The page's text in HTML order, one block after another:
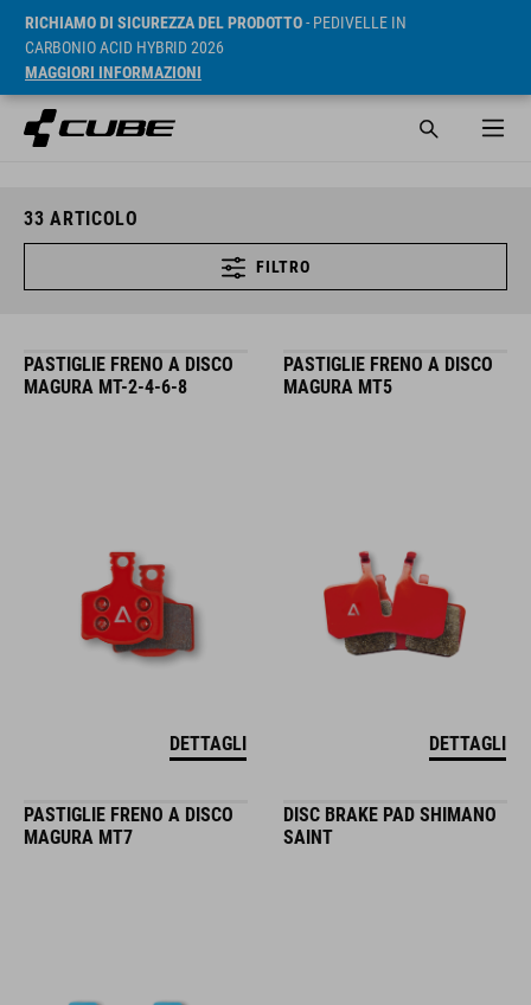
RICHIAMO DI SICUREZZA DEL PRODOTTO- PEDIVELLE IN
CARBONIO ACID HYBRID 2026
MAGGIORI INFORMAZIONI
33 ARTICOLO
FILTRO
PASTIGLIE FRENO A DISCO
MAGURA MT-2-4-6-8
DETTAGLI
PASTIGLIE FRENO A DISCO
MAGURA MT5
DETTAGLI
PASTIGLIE FRENO A DISCO
MAGURA MT7
DISC BRAKE PAD SHIMANO
SAINT